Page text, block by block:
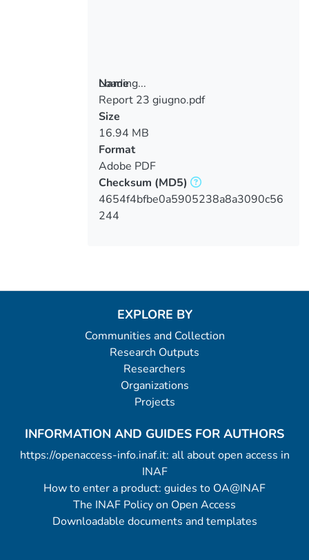
Loading...
Loading...
Name
Report 23 giugno.pdf
Size
16.94 MB
Format
Adobe PDF
Checksum (MD5)
4654f4bfbe0a5905238a8a3090c56
244
EXPLORE BY
Communities and Collection
Research Outputs
Researchers
Organizations
Projects
INFORMATION AND GUIDES FOR AUTHORS
https://openaccess-info.inaf.it: all about open access in
INAF
How to enter a product: guides to OA@INAF
The INAF Policy on Open Access
Downloadable documents and templates